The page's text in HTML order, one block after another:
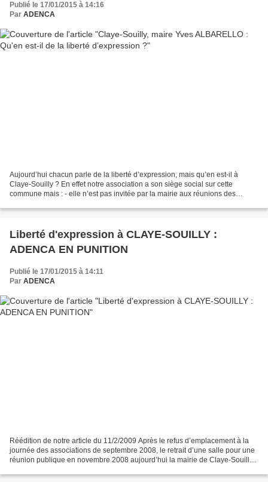
Publié le 17/01/2015 à 14:16
Par ADENCA
Aujourd’hui chacun parle de la liberté d’expression, mais qu’en est-il à
Claye-Souilly ? En effet notre association a son siège social sur cette
commune mais : - elle n’est pas invitée par la mairie aux réunions des
Liberté d'expression à CLAYE-SOUILLY :
ADENCA EN PUNITION
Publié le 17/01/2015 à 14:11
Par ADENCA
Réédition de notre article du 11/2/2009 Après le refus d’emplacement à la
journée des associations de septembre 2008, le retrait d’une salle pour une
réunion publique en novembre 2008 aujourd’hui la mairie de Claye-Souilly